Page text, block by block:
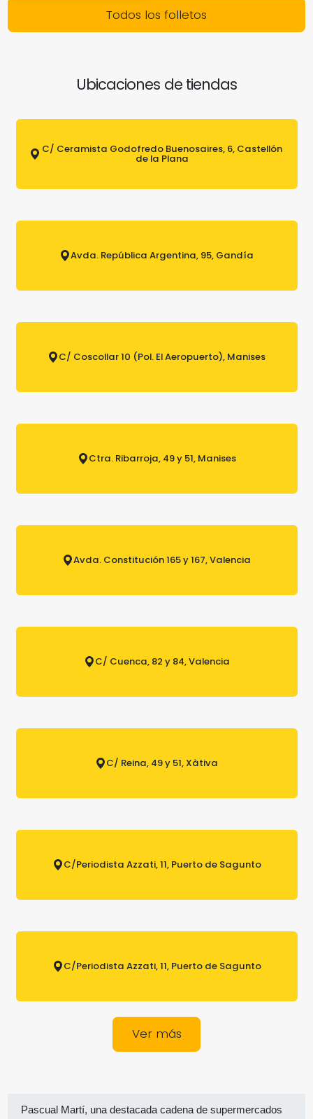
Todos los folletos
Ubicaciones de tiendas
C/ Ceramista Godofredo Buenosaires, 6, Castellón
de la Plana
Avda. República Argentina, 95, Gandía
C/ Coscollar 10 (Pol. El Aeropuerto), Manises
Ctra. Ribarroja, 49 y 51, Manises
Avda. Constitución 165 y 167, Valencia
C/ Cuenca, 82 y 84, Valencia
C/ Reina, 49 y 51, Xàtiva
C/Periodista Azzati, 11, Puerto de Sagunto
C/Periodista Azzati, 11, Puerto de Sagunto
Ver más
Pascual Martí, una destacada cadena de supermercados